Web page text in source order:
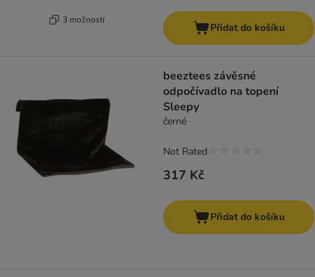
3 možností
Přidat do košíku
beeztees závěsné
odpočívadlo na topení
Sleepy
černé
317 Kč
Not Rated
Přidat do košíku